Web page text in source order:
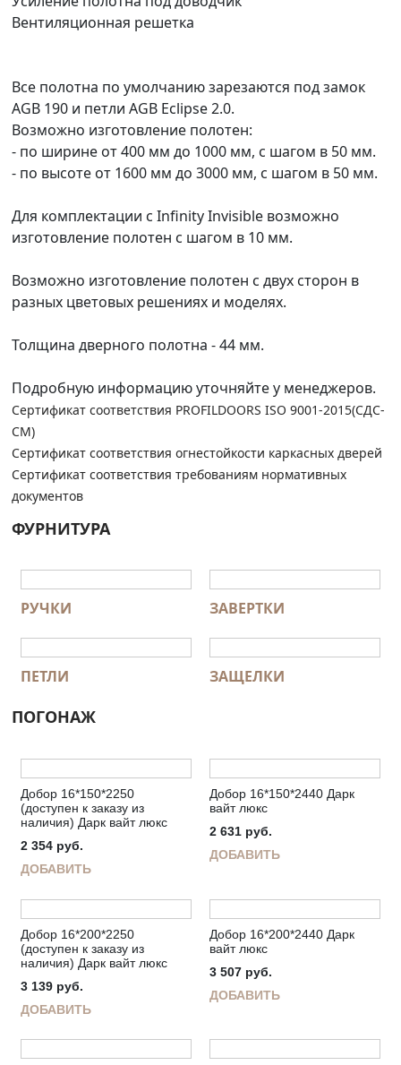
Вентиляционная решетка
Все полотна по умолчанию зарезаются под замок
AGB 190 и петли AGB Eclipse 2.0.
Возможно изготовление полотен:
- по ширине от 400 мм до 1000 мм, с шагом в 50 мм.
- по высоте от 1600 мм до 3000 мм, с шагом в 50 мм.
Для комплектации с Infinity Invisible возможно
изготовление полотен с шагом в 10 мм.
Возможно изготовление полотен с двух сторон в
разных цветовых решениях и моделях.
Толщина дверного полотна - 44 мм.
Подробную информацию уточняйте у менеджеров.
Сертификат соответствия PROFILDOORS ISO 9001-2015(СДС-
СМ)
Сертификат соответствия огнестойкости каркасных дверей
Сертификат соответствия требованиям нормативных
документов
ФУРНИТУРА
РУЧКИ ЗАВЕРТКИ
ПЕТЛИ ЗАЩЕЛКИ
ПОГОНАЖ
Добор 16*150*2250
(доступен к заказу из
наличия) Дарк вайт люкс
2 354 руб.
ДОБАВИТЬ
Добор 16*150*2440 Дарк
вайт люкс
2 631 руб.
ДОБАВИТЬ
Добор 16*200*2250
(доступен к заказу из
наличия) Дарк вайт люкс
3 139 руб.
ДОБАВИТЬ
Добор 16*200*2440 Дарк
вайт люкс
3 507 руб.
ДОБАВИТЬ